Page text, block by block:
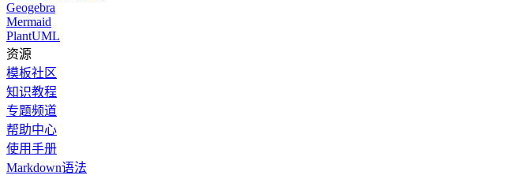
Geogebra
Mermaid
PlantUML
资源
模板社区
知识教程
专题频道
帮助中心
使用手册
Markdown语法